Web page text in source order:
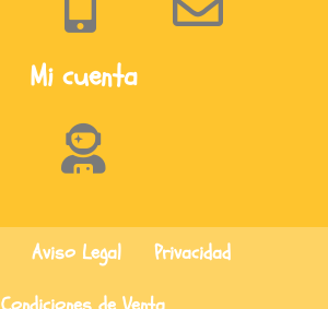
Mi cuenta
Aviso Legal
Privacidad